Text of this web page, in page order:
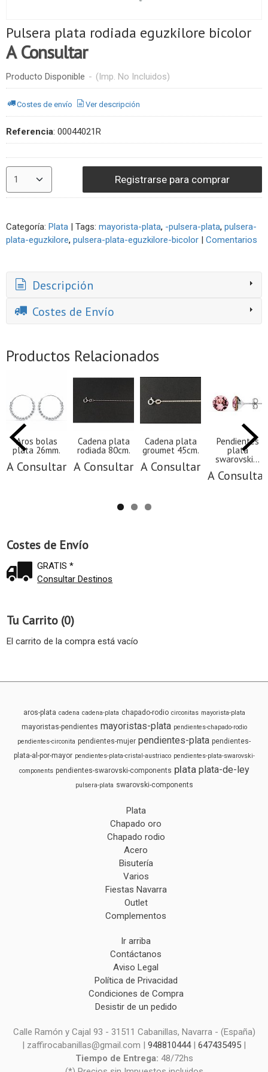
Costes de Envío
GRATIS *
Consultar Destinos
Tu Carrito (0)
El carrito de la compra está vacío
Pulsera plata rodiada eguzkilore bicolor
A Consultar
Producto Disponible - (Imp. No Incluidos)
Costes de envío Ver descripción
Referencia: 00044021R
Registrarse para comprar
Categoría: Plata | Tags: mayorista-plata -pulsera-plata pulsera-
plata-eguzkilore pulsera-plata-eguzkilore-bicolor | Comentarios
Descripción
Costes de Envío
Productos Relacionados
Aros bolas
plata 26mm.
A Consultar
Cadena plata
rodiada 80cm.
A Consultar
Cadena plata
groumet 45cm.
A Consultar
Pendientes
plata
swarovski...
A Consultar
aros-plata cadena cadena-plata chapado-rodio circonitas mayorista-plata
mayoristas-pendientes mayoristas-plata pendientes-chapado-rodio
pendientes-circonita pendientes-mujer pendientes-plata pendientes-
plata-al-por-mayor pendientes-plata-cristal-austriaco pendientes-plata-swarovski-
components pendientes-swarovski-components plata plata-de-ley
pulsera-plata swarovski-components
Plata
Chapado oro
Chapado rodio
Acero
Bisutería
Varios
Fiestas Navarra
Outlet
Complementos
Ir arriba
Contáctanos
Aviso Legal
Política de Privacidad
Condiciones de Compra
Desistir de un pedido
Calle Ramón y Cajal 93 - 31511 Cabanillas, Navarra - (España)
| zaffirocabanillas@gmail.com | 948810444| 647435495 |
Tiempo de Entrega: 48/72hs